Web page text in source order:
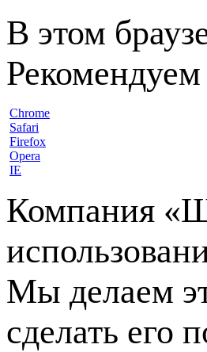
В этом
Chrome
Safari
Firefox
Opera
IE
Компания
Мы делаем
сделать его